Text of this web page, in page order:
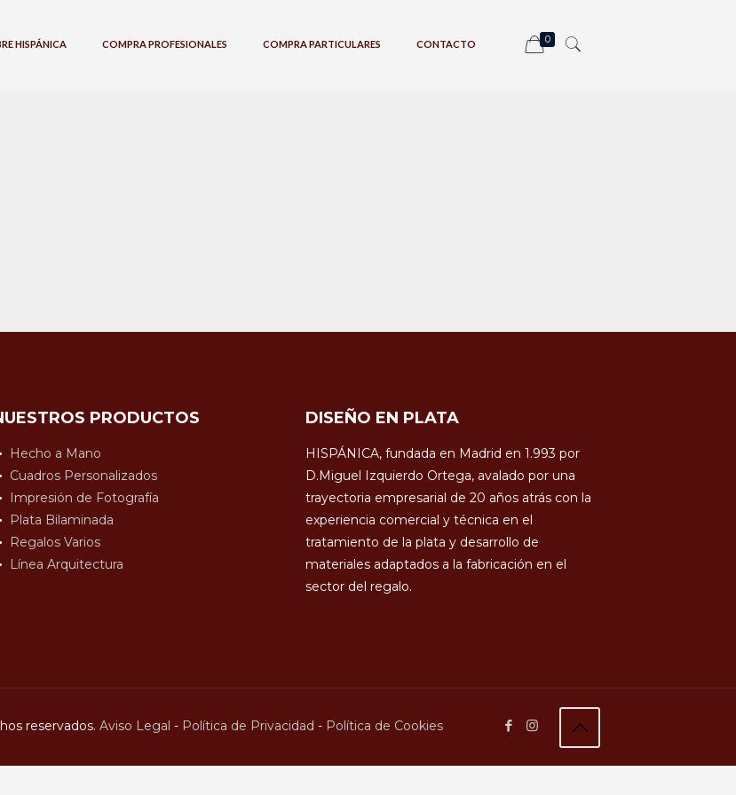
HISPÁNICA COMPRA PROFESIONALES COMPRA PARTICULARES CONTACTO 0
PRODUCTOS
Hecho a Mano
Cuadros Personalizados
Impresión de Fotografía
Plata Bilaminada
Regalos Varios
Línea Arquitectura
DISEÑO EN PLATA
HISPÁNICA, fundada en Madrid en 1.993 por
D.Miguel Izquierdo Ortega, avalado por una
trayectoria empresarial de 20 años atrás con la
experiencia comercial y técnica en el
tratamiento de la plata y desarrollo de
materiales adaptados a la fabricación en el
sector del regalo.
reservados. Aviso Legal - Política de Privacidad - Política de Cookies